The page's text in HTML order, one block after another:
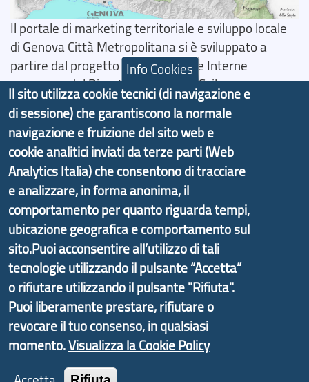
Il portale di marketing territoriale e sviluppo locale
di Genova Città Metropolitana si è sviluppato a
partire dal progetto nazionale Aree Interne
promosso dal Dipartimento per lo Sviluppo
Economico e finalizzato al rilancio socio-economico
delle valli dell’entroterra. In particolare fornisce
informazioni ed aggiornamenti sullaStrategia
d'Area Antola-Tigullio, in collaborazione con Regione
Liguria ed ANCI Liguria.
Copyright © 2017 Città metropolitana di Genova |
CF: 80007350103
Tecnologie e Accessibilità
Privacy
Note Legali
Info Cookies
Il sito utilizza cookie tecnici (di navigazione e
di sessione) che garantiscono la normale
navigazione e fruizione del sito web e
cookie analitici inviati da terze parti (Web
Analytics Italia) che consentono di tracciare
e analizzare, in forma anonima, il
comportamento per quanto riguarda tempi,
ubicazione geografica e comportamento sul
sito.Puoi acconsentire all’utilizzo di tali
tecnologie utilizzando il pulsante “Accetta”
o rifiutare utilizzando il pulsante "Rifiuta".
Puoi liberamente prestare, rifiutare o
revocare il tuo consenso, in qualsiasi
momento.Visualizza la Cookie Policy